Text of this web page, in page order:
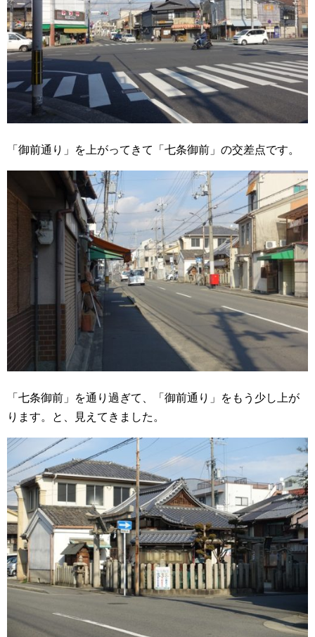
「御前通り」を上がってきて「七条御前」の交差点です。
「七条御前」を通り過ぎて、「御前通り」をもう少し上が
ります。と、見えてきました。